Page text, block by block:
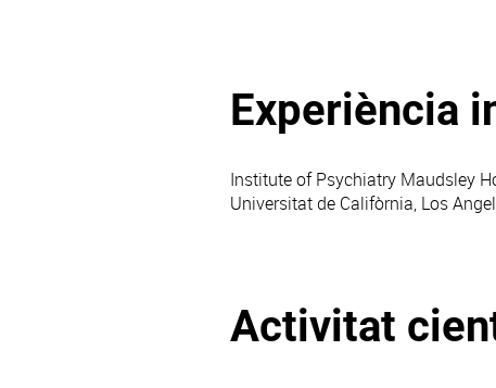
Experiència
Institute of Psychiatry Maudsley
Universitat de Califòrnia, Los
Activitat